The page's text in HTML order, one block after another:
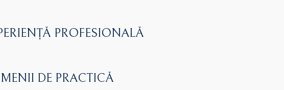
PROFESIONALĂ
DE PRACTICĂ